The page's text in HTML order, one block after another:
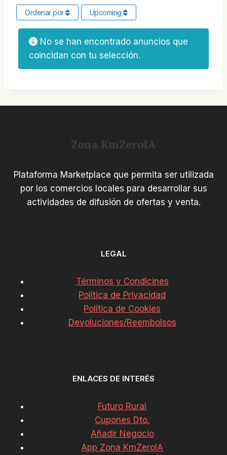
Ordenar por Upcoming
No se han encontrado anuncios que
coincidan con tu selección.
Zona KmZeroIA
Plataforma Marketplace que permita ser utilizada
por los comercios locales para desarrollar sus
actividades de difusión de ofertas y venta.
LEGAL
Términos y Condicines
Política de Privacidad
Política de Cookies
Devoluciones/Reembolsos
ENLACES DE INTERÉS
Futuro Rural
Cupones Dto.
Añadir Negocio
App Zona KmZeroIA